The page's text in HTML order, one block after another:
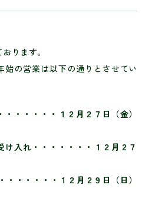
ります。
始の営業は以下の通りとさせてい
・・・・・１２月２７日（金）
け入れ・・・・・・・１２月２７
・・・・・・１２月２９日（日）